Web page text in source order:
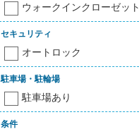
ウォークインクローゼット
セキュリティ
オートロック
駐車場・駐輪場
駐車場あり
条件